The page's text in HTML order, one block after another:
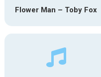
Flower Man – Toby Fox